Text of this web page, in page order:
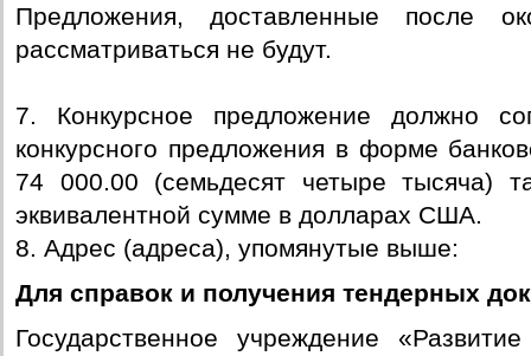
Предложения, доставленные после
рассматриваться не будут.
7. Конкурсное предложение должно
конкурсного предложения в форме
74 000.00 (семьдесят четыре тысяча)
эквивалентной сумме в долларах США.
8. Адрес (адреса), упомянутые выше:
Для справок и получения тендерных
Государственное учреждение